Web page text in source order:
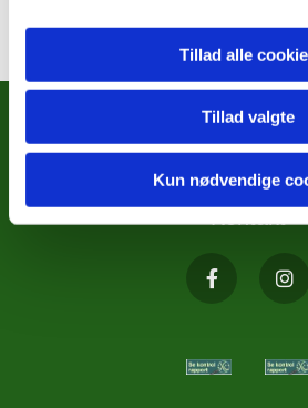
Tillad alle
Tillad valgte
Kun nødvendige
ARBEJDE
Kontakt